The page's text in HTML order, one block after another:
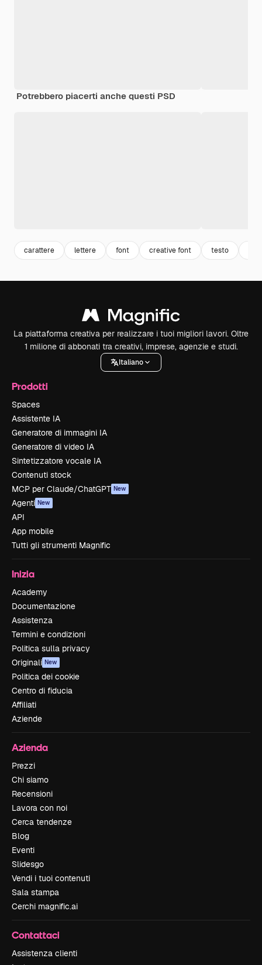
Potrebbero piacerti anche questi PSD
carattere lettere font creative font testo
La piattaforma creativa per realizzare i tuoi migliori lavori. Oltre
1 milione di abbonati tra creativi, imprese, agenzie e studi.
Italiano
Prodotti
Spaces
Assistente IA
Generatore di immagini IA
Generatore di video IA
Sintetizzatore vocale IA
Contenuti stock
MCP per Claude/ChatGPT New
Agenti New
API
App mobile
Tutti gli strumenti Magnific
Inizia
Academy
Documentazione
Assistenza
Termini e condizioni
Politica sulla privacy
Originali New
Politica dei cookie
Centro di fiducia
Affiliati
Aziende
Azienda
Prezzi
Chi siamo
Recensioni
Lavora con noi
Cerca tendenze
Blog
Eventi
Slidesgo
Vendi i tuoi contenuti
Sala stampa
Cerchi magnific.ai
Contattaci
Assistenza clienti